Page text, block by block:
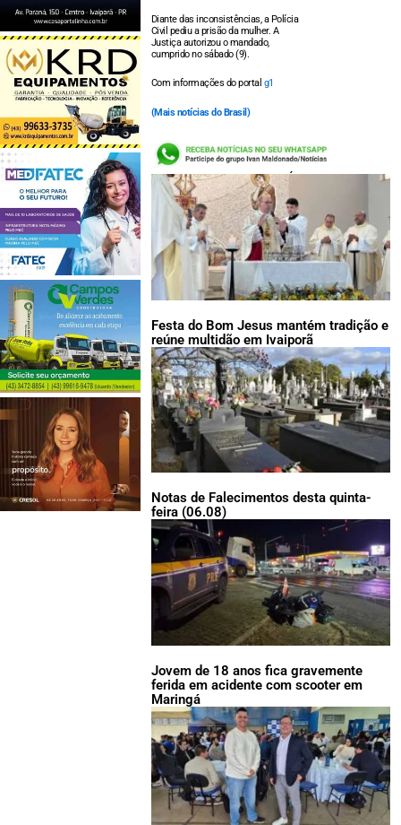
Diante das inconsistências, a Polícia
Civil pediu a prisão da mulher. A
Justiça autorizou o mandado,
cumprido no sábado (9).
Com informações do portal g1
(Mais notícias do Brasil)
LEIA TAMBÉM:
Festa do Bom Jesus mantém tradição e
reúne multidão em Ivaiporã
Notas de Falecimentos desta quinta-
feira (06.08)
Jovem de 18 anos fica gravemente
ferida em acidente com scooter em
Maringá